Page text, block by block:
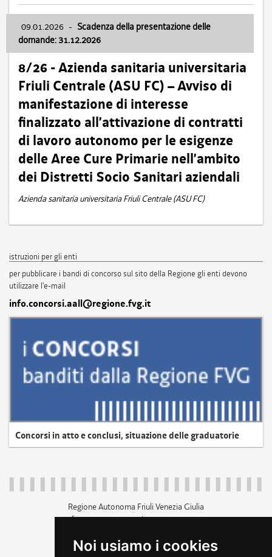
Noi usiamo i cookies
09.01.2026 - Scadenza della presentazione delle
domande: 31.12.2026
8/26 - Azienda sanitaria universitaria
Friuli Centrale (ASU FC) – Avviso di
manifestazione di interesse
finalizzato all’attivazione di contratti
di lavoro autonomo per le esigenze
delle Aree Cure Primarie nell’ambito
dei Distretti Socio Sanitari aziendali
Azienda sanitaria universitaria Friuli Centrale (ASU FC)
istruzioni per gli enti
per pubblicare i bandi di concorso sul sito della Regione gli enti devono
utilizzare l'e-mail
info.concorsi.aall@regione.fvg.it
Concorsi in atto e conclusi, situazione delle graduatorie
Regione Autonoma Friuli Venezia Giulia
c.f. 80014930327; p.iva 00526040324
+39 040 3771111